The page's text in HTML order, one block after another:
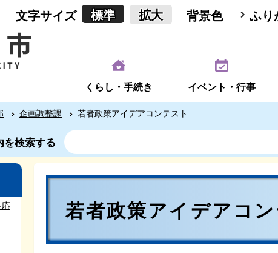
文字サイズ 標準 拡大 背景色 ふり
くらし・手続き イベント・行事
企画調整課 若者政策アイデアコンテスト
を検索する
応
若者政策アイデアコン